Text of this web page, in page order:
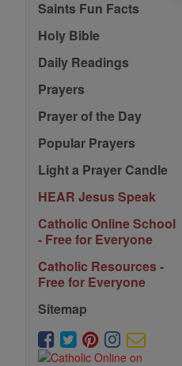
Saints Fun Facts
Holy Bible
Daily Readings
Prayers
Prayer of the Day
Popular Prayers
Light a Prayer Candle
HEAR Jesus Speak
Catholic Online School
- Free for Everyone
Catholic Resources -
Free for Everyone
Sitemap